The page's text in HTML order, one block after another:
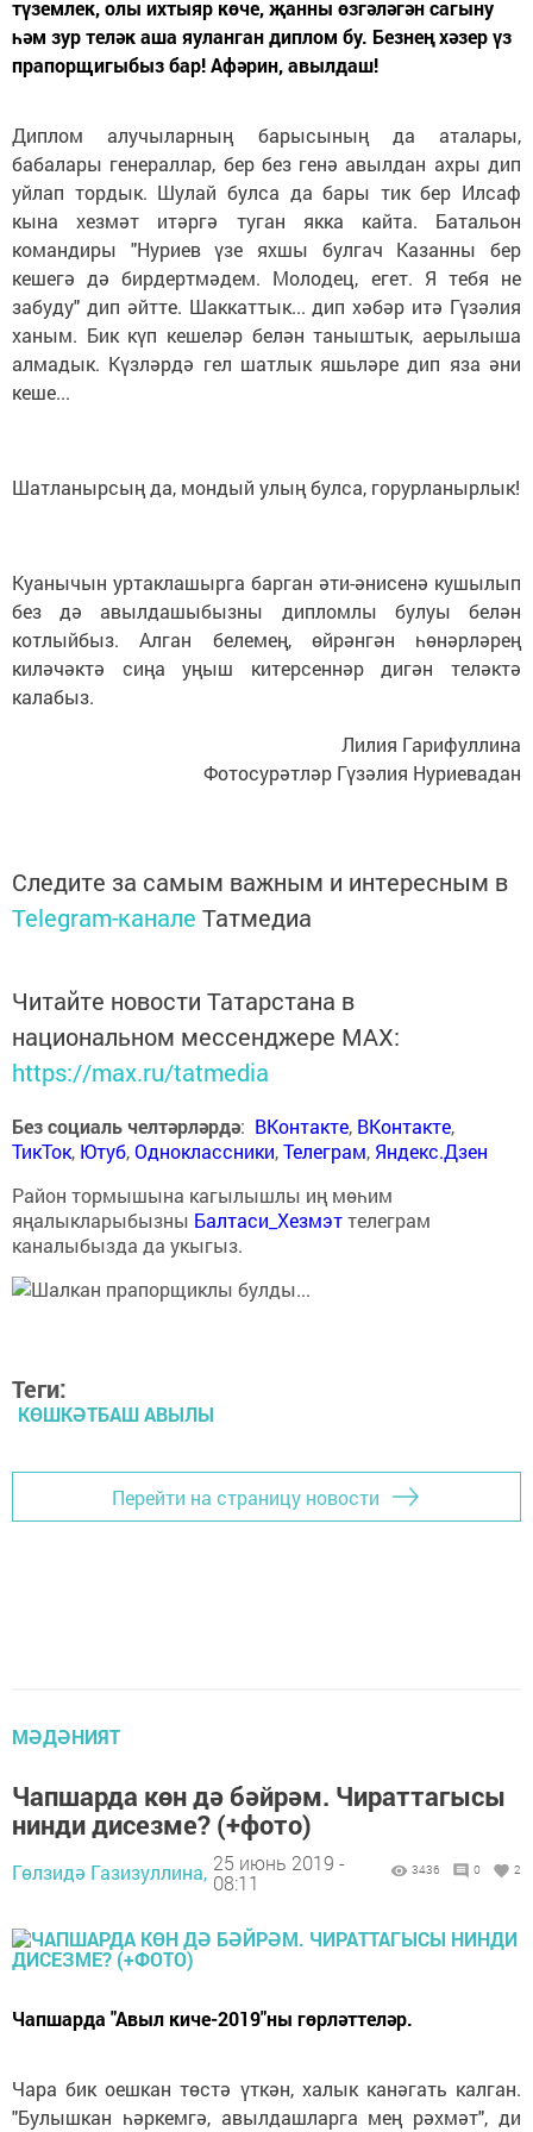
түземлек, олы ихтыяр көче, җанны өзгәләгән сагыну
һәм зур теләк аша яуланган диплом бу. Безнең хәзер үз
прапорщигыбыз бар! Афәрин, авылдаш!
Диплом алучыларның барысының да аталары,
бабалары генераллар, бер без генә авылдан ахры дип
уйлап тордык. Шулай булса да бары тик бер Илсаф
кына хезмәт итәргә туган якка кайта. Батальон
командиры "Нуриев үзе яхшы булгач Казанны бер
кешегә дә бирдертмәдем. Молодец, егет. Я тебя не
забуду" дип әйтте. Шаккаттык... дип хәбәр итә Гүзәлия
ханым. Бик күп кешеләр белән таныштык, аерылыша
алмадык. Күзләрдә гел шатлык яшьләре дип яза әни
кеше...
Шатланырсың да, мондый улың булса, горурланырлык!
Куанычын уртаклашырга барган әти-әнисенә кушылып
без дә авылдашыбызны дипломлы булуы белән
котлыйбыз. Алган белемең, өйрәнгән һөнәрләрең
киләчәктә сиңа уңыш китерсеннәр дигән теләктә
калабыз.
Лилия Гарифуллина
Фотосурәтләр Гүзәлия Нуриевадан
Следите за самым важным и интересным в
Telegram-канале Татмедиа
Читайте новости Татарстана в
национальном мессенджере MАХ:
https://max.ru/tatmedia
Без социаль челтәрләрдә: ВКонтакте, ВКонтакте,
ТикТок, Ютуб,Одноклассники,Телеграм, Яндекс.Дзен
Район тормышына кагылышлы иң мөһим
яңалыкларыбызны Балтаси_Хезмэттелеграм
каналыбызда да укыгыз.
Теги:
КӨШКӘТБАШ АВЫЛЫ
Перейти на страницу новости
МӘДӘНИЯТ
Чапшарда көн дә бәйрәм. Чираттагысы
нинди дисезме? (+фото)
Гөлзидә Газизуллина, 25 июнь 2019 -
08:11
3436 0 2
Чапшарда "Авыл киче-2019"ны гөрләттеләр.
Чара бик оешкан төстә үткән, халык канәгать калган.
"Булышкан һәркемгә, авылдашларга мең рәхмәт", ди